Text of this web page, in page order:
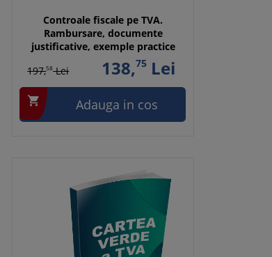
Controale fiscale pe TVA.
Rambursare, documente
justificative, exemple practice
197,58Lei 138,75Lei
 Adauga in cos